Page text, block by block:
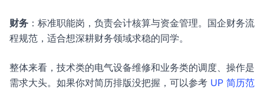
财务 ：标准职能岗，负责会计核算与资金管理。国企财务流
程规范，适合想深耕财务领域求稳的同学。
整体来看，技术类的电气设备维修和业务类的调度、操作是
需求大头。如果你对简历排版没把握，可以参考 UP 简历范